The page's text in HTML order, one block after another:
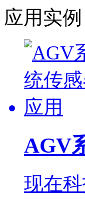
应用实例
AGV
现在